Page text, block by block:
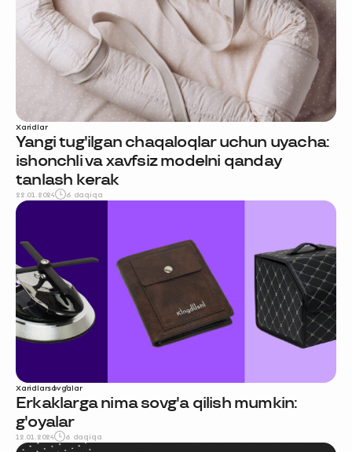
Xaridlar
Yangi tug'ilgan chaqaloqlar uchun uyacha:
ishonchli va xavfsiz modelni qanday
tanlash kerak
22.01.2024 6 daqiqa
Xaridlarsovg'alar
Erkaklarga nima sovg'a qilish mumkin:
g'oyalar
12.01.2024 6 daqiqa